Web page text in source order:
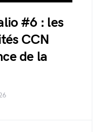
#6 : les
CCN
de la